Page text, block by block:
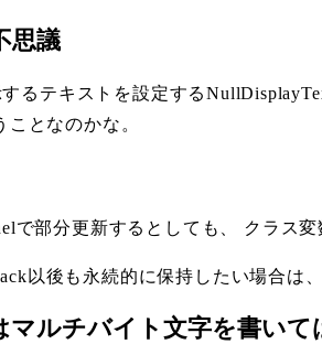
思議
るテキストを設定する
となのかな。
で部分更新するとしても、 クラス
以後も永続的に保持したい場合は
マルチバイト文字を書いて